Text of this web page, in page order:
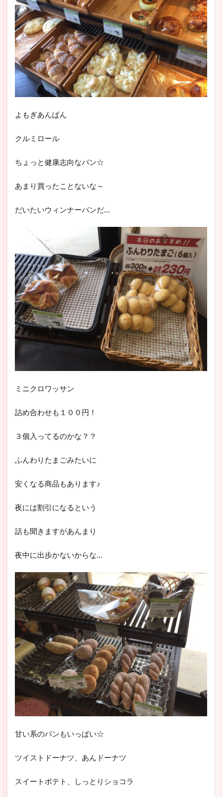
よもぎあんぱん
クルミロール
ちょっと健康志向なパン☆
あまり買ったことないな～
だいたいウィンナーパンだ…
ミニクロワッサン
詰め合わせも１００円！
３個入ってるのかな？？
ふんわりたまごみたいに
安くなる商品もあります♪
夜には割引になるという
話も聞きますがあんまり
夜中に出歩かないからな…
甘い系のパンもいっぱい☆
ツイストドーナツ、あんドーナツ
スイートポテト、しっとりショコラ